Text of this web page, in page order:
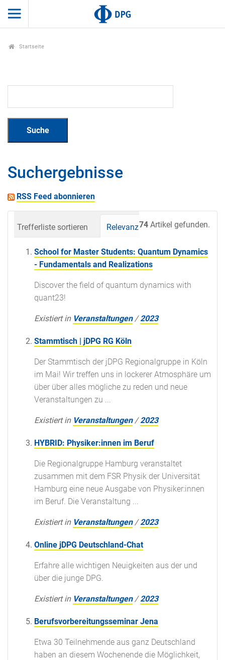
Startseite
Suchergebnisse
RSS Feed abonnieren
74 Artikel gefunden.
Trefferliste sortieren Relevanz Datum
School for Master Students: Quantum Dynamics
- Fundamentals and Realizations
Discover the field of quantum dynamics with
quant23!
Existiert in Veranstaltungen /2023
Stammtisch | jDPG RG Köln
Der Stammtisch der jDPG Regionalgruppe in Köln
im Mai! Wir treffen uns in lockerer Atmosphäre um
über über alles mögliche zu reden und neue
Veranstaltungen zu ...
Existiert in Veranstaltungen /2023
HYBRID: Physiker:innen im Beruf
Die Regionalgruppe Hamburg veranstaltet
zusammen mit dem FSR Physik der Universität
Hamburg eine neue Ausgabe von Physiker:innen
im Beruf. Die Veranstaltung ...
Existiert in Veranstaltungen /2023
Online jDPG Deutschland-Chat
Erfahre alle wichtigen Neuigkeiten aus der und
über die junge DPG.
Existiert in Veranstaltungen /2023
Berufsvorbereitungsseminar Jena
Etwa 30 Teilnehmende aus ganz Deutschland
haben an diesem Wochenende die Möglichkeit,